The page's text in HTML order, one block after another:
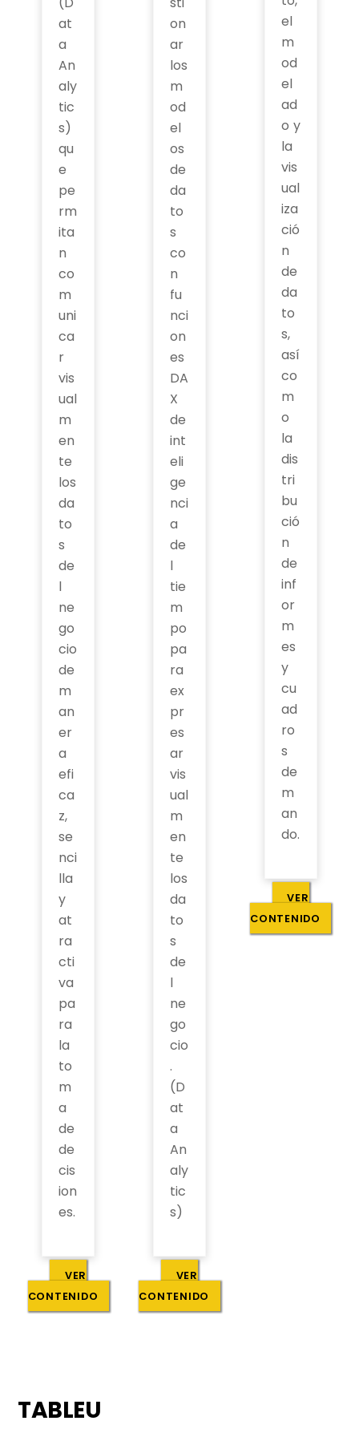
at
a
An
aly
tic
s)
qu
e
pe
rm
ita
n
co
m
uni
ca
r
vis
ual
m
en
te
los
da
to
s
de
l
ne
go
cio
de
m
an
er
a
efi
ca
z,
se
nci
lla
y
at
ra
cti
va
pa
ra
la
to
m
a
de
de
cis
ion
es.
VER
CONTENIDO
on
ar
los
m
od
el
os
de
da
to
s
co
n
fu
nci
on
es
DA
X
de
int
eli
ge
nci
a
de
l
tie
m
po
pa
ra
ex
pr
es
ar
vis
ual
m
en
te
los
da
to
s
de
l
ne
go
cio
.
(D
at
a
An
aly
tic
s)
VER
CONTENIDO
el
m
od
el
ad
o y
la
vis
ual
iza
ció
n
de
da
to
s,
así
co
m
o
la
dis
tri
bu
ció
n
de
inf
or
m
es
y
cu
ad
ro
s
de
m
an
do.
VER
CONTENIDO
TABLEU